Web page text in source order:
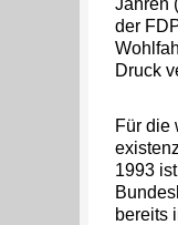
der
Druck
Für die
1993
bereits